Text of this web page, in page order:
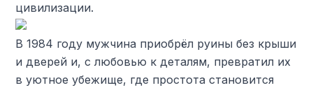
цивилизации.
В 1984 году мужчина приобрёл руины без крыши
и дверей и, с любовью к деталям, превратил их
в уютное убежище, где простота становится